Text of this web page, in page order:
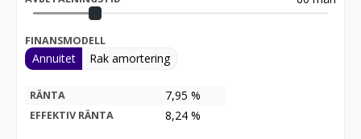
FINANSMODELL
Annuitet Rak amortering
RÄNTA 7,95 %
EFFEKTIV RÄNTA 8,24 %